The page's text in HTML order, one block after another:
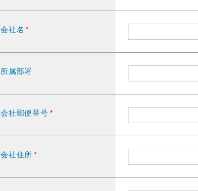
会社名 *
所属部署
会社郵便番号 *
会社住所 *